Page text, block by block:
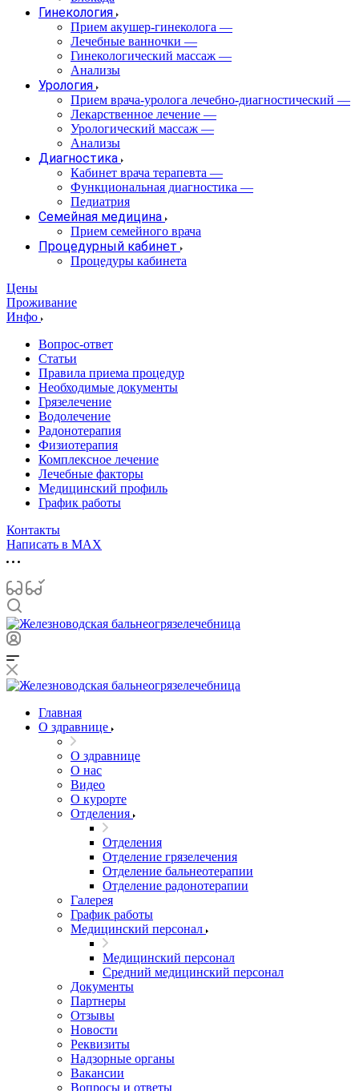
Гинекология
Прием акушер-гинеколога —
Лечебные ванночки —
Гинекологический массаж —
Анализы
Урология
Прием врача-уролога лечебно-диагностический —
Лекарственное лечение —
Урологический массаж —
Анализы
Диагностика
Кабинет врача терапевта —
Функциональная диагностика —
Педиатрия
Семейная медицина
Прием семейного врача
Процедурный кабинет
Процедуры кабинета
Цены
Проживание
Инфо
Вопрос-ответ
Статьи
Правила приема процедур
Необходимые документы
Грязелечение
Водолечение
Радонотерапия
Физиотерапия
Комплексное лечение
Лечебные факторы
Медицинский профиль
График работы
Контакты
Написать в MAX
Главная
О здравнице
О здравнице
О нас
Видео
О курорте
Отделения
Отделения
Отделение грязелечения
Отделение бальнеотерапии
Отделение радонотерапии
Галерея
График работы
Медицинский персонал
Медицинский персонал
Средний медицинский персонал
Документы
Партнеры
Отзывы
Новости
Реквизиты
Надзорные органы
Вакансии
Вопросы и ответы